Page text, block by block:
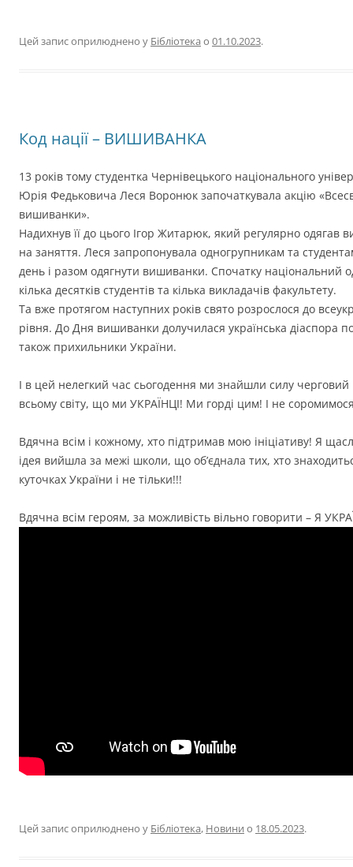
Цей запис оприлюднено у Бібліотека о 01.10.2023.
Код нації – ВИШИВАНКА
13 років тому студентка Чернівецького національного
Юрія Федьковича Леся Воронюк започаткувала акцію
вишиванки».
Надихнув її до цього Ігор Житарюк, який регулярно одягав
на заняття. Леся запропонувала одногрупникам та
день і разом одягнути вишиванки. Спочатку національний
кілька десятків студентів та кілька викладачів факультету.
Та вже протягом наступних років свято розрослося до
рівня. До Дня вишиванки долучилася українська діаспора
також прихильники України.
І в цей нелегкий час сьогодення ми знайшли силу черговий
всьому світу, що ми УКРАЇНЦІ! Ми горді цим! І не
Вдячна всім і кожному, хто підтримав мою ініціативу! Я
ідея вийшла за межі школи, що об’єднала тих, хто
куточках України і не тільки!!!
Вдячна всім героям, за можливість вільно говорити – Я
Цей запис оприлюднено у Бібліотека, Новини о 18.05.2023.